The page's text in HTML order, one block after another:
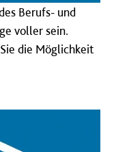
Berufs- und
voller sein.
die Möglichkeit